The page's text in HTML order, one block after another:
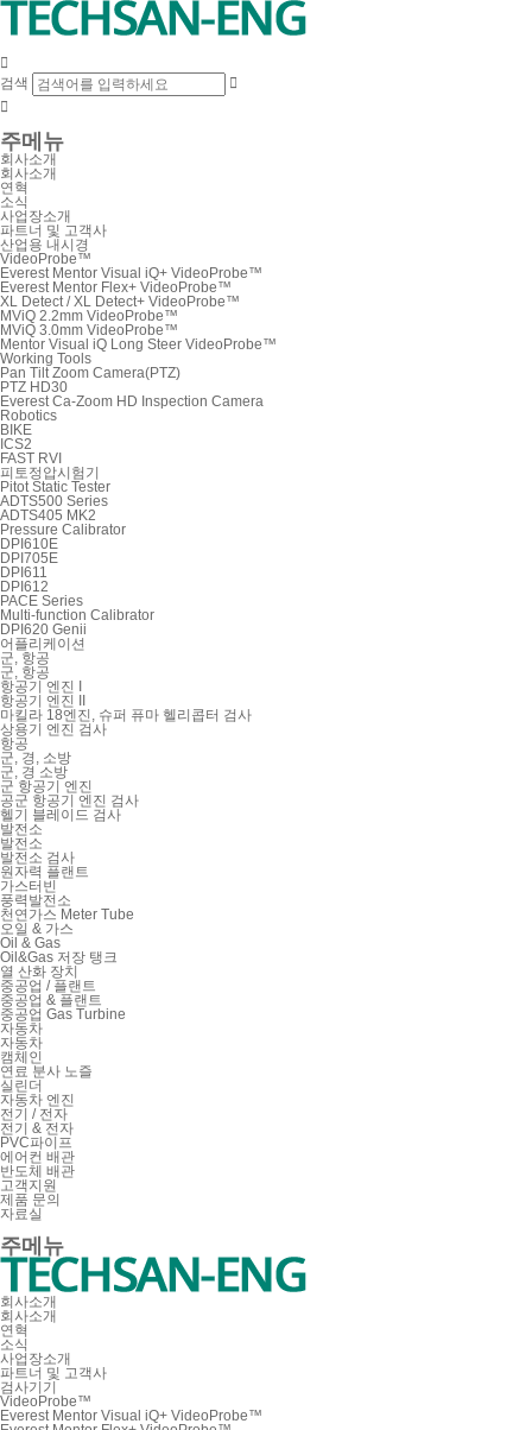

검색


주메뉴
회사소개
회사소개
연혁
소식
사업장소개
파트너 및 고객사
산업용 내시경
VideoProbe™
Everest Mentor Visual iQ+ VideoProbe™
Everest Mentor Flex+ VideoProbe™
XL Detect / XL Detect+ VideoProbe™
MViQ 2.2mm VideoProbe™
MViQ 3.0mm VideoProbe™
Mentor Visual iQ Long Steer VideoProbe™
Working Tools
Pan Tilt Zoom Camera(PTZ)
PTZ HD30
Everest Ca-Zoom HD Inspection Camera
Robotics
BIKE
ICS2
FAST RVI
피토정압시험기
Pitot Static Tester
ADTS500 Series
ADTS405 MK2
Pressure Calibrator
DPI610E
DPI705E
DPI611
DPI612
PACE Series
Multi-function Calibrator
DPI620 Genii
어플리케이션
군, 항공
군, 항공
항공기 엔진 I
항공기 엔진 II
마킬라 18엔진, 슈퍼 퓨마 헬리콥터 검사
상용기 엔진 검사
항공
군, 경, 소방
군, 경 소방
군 항공기 엔진
공군 항공기 엔진 검사
헬기 블레이드 검사
발전소
발전소
발전소 검사
원자력 플랜트
가스터빈
풍력발전소
천연가스 Meter Tube
오일 & 가스
Oil & Gas
Oil&Gas 저장 탱크
열 산화 장치
중공업 / 플랜트
중공업 & 플랜트
중공업 Gas Turbine
자동차
자동차
캠체인
연료 분사 노즐
실린더
자동차 엔진
전기 / 전자
전기 & 전자
PVC파이프
에어컨 배관
반도체 배관
고객지원
제품 문의
자료실
주메뉴
회사소개
회사소개
연혁
소식
사업장소개
파트너 및 고객사
검사기기
VideoProbe™
Everest Mentor Visual iQ+ VideoProbe™